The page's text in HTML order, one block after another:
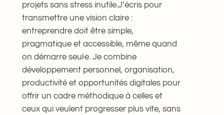
projets sans stress inutile.J’écris pour
transmettre une vision claire :
entreprendre doit être simple,
pragmatique et accessible, même quand
on démarre seul·e. Je combine
développement personnel, organisation,
productivité et opportunités digitales pour
offrir un cadre méthodique à celles et
ceux qui veulent progresser plus vite, sans